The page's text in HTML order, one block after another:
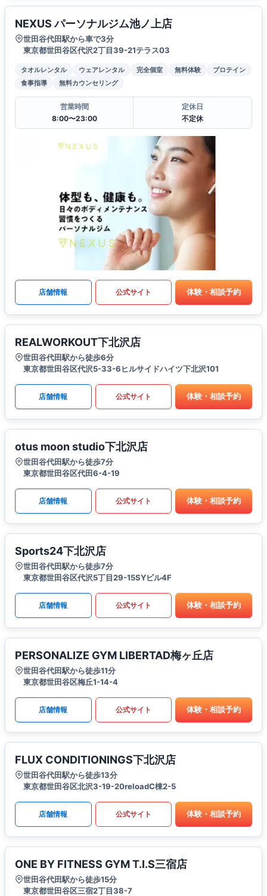
NEXUS パーソナルジム池ノ上店
世田谷代田駅から車で3分
東京都世田谷区代沢2丁目39-21テラス03
タオルレンタル ウェアレンタル 完全個室 無料体験
プロテイン
食事指導
無料カウンセリング
営業時間
8:00〜23:00
定休日
不定休
店舗情報 公式サイト 体験・相談予約
REALWORKOUT下北沢店
世田谷代田駅から徒歩6分
東京都世田谷区代沢5-33-6ヒルサイドハイツ下北沢101
店舗情報 公式サイト 体験・相談予約
otus moon studio下北沢店
世田谷代田駅から徒歩7分
東京都世田谷区代田6-4-19
店舗情報 公式サイト 体験・相談予約
Sports24下北沢店
世田谷代田駅から徒歩7分
東京都世田谷区代沢5丁目29-15SYビル4F
店舗情報 公式サイト 体験・相談予約
PERSONALIZE GYM LIBERTAD梅ヶ丘店
世田谷代田駅から徒歩11分
東京都世田谷区梅丘1-14-4
店舗情報 公式サイト 体験・相談予約
FLUX CONDITIONINGS下北沢店
世田谷代田駅から徒歩13分
東京都世田谷区北沢3-19-20reloadC棟2-5
店舗情報 公式サイト 体験・相談予約
ONE BY FITNESS GYM T.I.S三宿店
世田谷代田駅から徒歩15分
東京都世田谷区三宿2丁目38-7